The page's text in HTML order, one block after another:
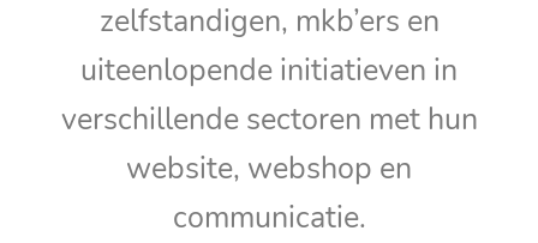
zelfstandigen, mkb’ers en
uiteenlopende initiatieven in
verschillende sectoren met hun
website, webshop en
communicatie.